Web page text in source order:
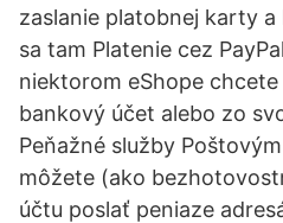
zaslanie platobnej karty a
sa tam Platenie cez
niektorom eShope
bankový účet alebo zo
Peňažné služby
môžete (ako
účtu poslať peniaze